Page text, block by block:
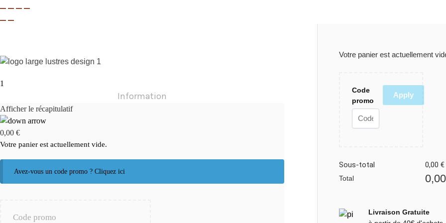
1
Information
Afficher le récapitulatif
0,00 €
Votre panier est actuellement vide.
Avez-vous un code promo ? Cliquez ici
Code promo
Votre panier est actuellement
Code
promo
Apply
Sous-total 0,00 €
Total 0,00
Livraison Gratuite